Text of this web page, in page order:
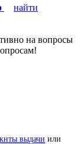
найти
на вопросы
выдачи или